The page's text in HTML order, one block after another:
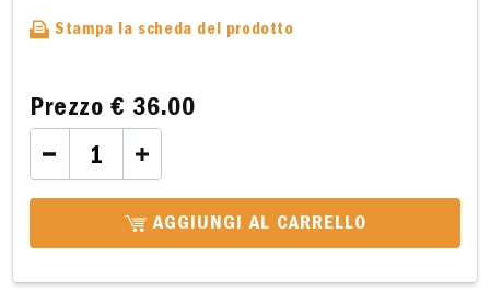
Stampa la scheda del prodotto
Prezzo€ 36.00
AGGIUNGI AL CARRELLO